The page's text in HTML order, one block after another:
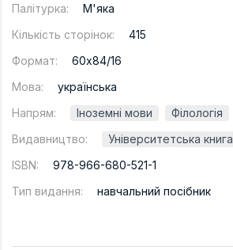
Палітурка:
М'яка
Кількість сторінок:
415
Формат:
60х84/16
Мова:
українська
Напрям:
Іноземні мови
Філологія
Видавництво:
Університетська книга
ISBN:
978-966-680-521-1
Тип видання:
навчальний посібник